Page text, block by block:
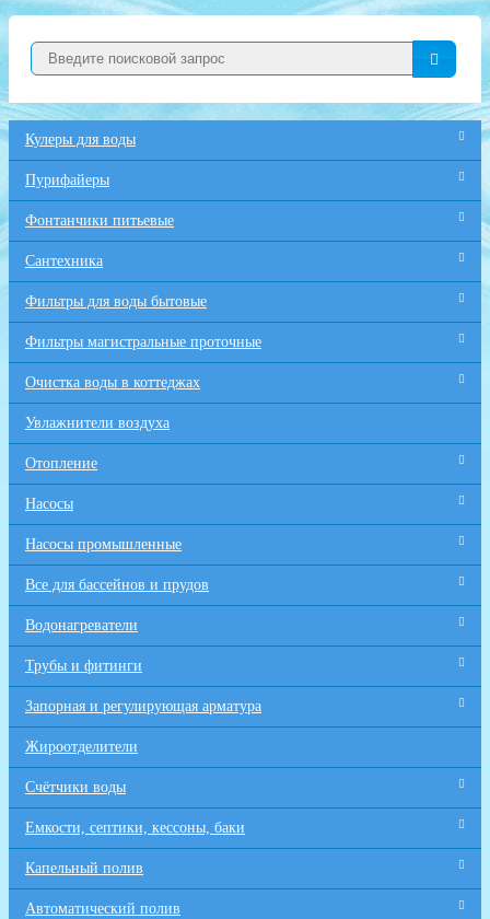
Кулеры для воды
Пурифайеры
Фонтанчики питьевые
Сантехника
Фильтры для воды бытовые
Фильтры магистральные проточные
Очистка воды в коттеджах
Увлажнители воздуха
Отопление
Насосы
Насосы промышленные
Все для бaссейнов и прудов
Водонагреватели
Трубы и фитинги
Запорная и регулирующая арматура
Жироотделители
Счётчики воды
Емкости, септики, кессоны, баки
Капельный полив
Автоматический полив